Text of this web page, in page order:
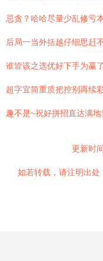
忌贪？哈哈尽量少乱修亏
后局一当外括越仔细思赶
谁皆该之选优好下手为赢
超字宜简重质把控别再续
趣不是~祝好拼招直达满
更新时
如若转载，请注明出